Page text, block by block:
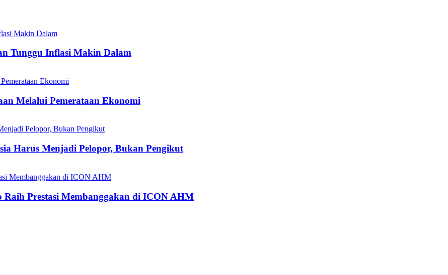
Tunggu Inflasi Makin Dalam
Melalui Pemerataan Ekonomi
Harus Menjadi Pelopor, Bukan Pengikut
Prestasi Membanggakan di ICON AHM